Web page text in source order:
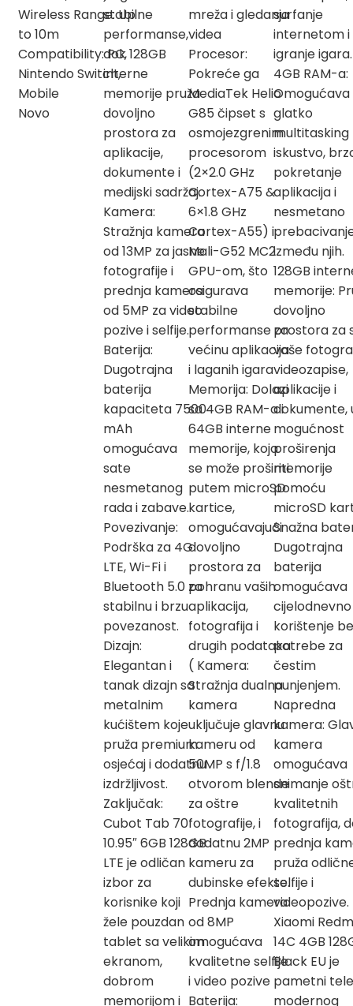
Wireless Range: Up
to 10m
Compatibility: PC,
Nintendo Switch,
Mobile
Novo
stabilne
performanse,
dok 128GB
interne
memorije pruža
dovoljno
prostora za
aplikacije,
dokumente i
medijski sadržaj.
Kamera:
Stražnja kamera
od 13MP za jasne
fotografije i
prednja kamera
od 5MP za video
pozive i selfije.
Baterija:
Dugotrajna
baterija
kapaciteta 7500
mAh
omogućava
sate
nesmetanog
rada i zabave.
Povezivanje:
Podrška za 4G
LTE, Wi-Fi i
Bluetooth 5.0 za
stabilnu i brzu
povezanost.
Dizajn:
Elegantan i
tanak dizajn sa
metalnim
kućištem koje
pruža premium
osjećaj i dodatnu
izdržljivost.
Zaključak:
Cubot Tab 70
10.95″ 6GB 128GB
LTE je odličan
izbor za
korisnike koji
žele pouzdan
tablet sa velikim
ekranom,
dobrom
memorijom i
mreža i gledanja
videa
Procesor:
Pokreće ga
MediaTek Helio
G85 čipset s
osmojezgrenim
procesorom
(2×2.0 GHz
Cortex-A75 &
6×1.8 GHz
Cortex-A55) i
Mali-G52 MC2
GPU-om, što
osigurava
stabilne
performanse za
većinu aplikacija
i laganih igara
Memorija: Dolazi
sa 4GB RAM-a i
64GB interne
memorije, koja
se može proširiti
putem microSD
kartice,
omogućavajući
dovoljno
prostora za
pohranu vaših
aplikacija,
fotografija i
drugih podataka
( Kamera:
Stražnja dualna
kamera
uključuje glavnu
kameru od
50MP s f/1.8
otvorom blende
za oštre
fotografije, i
dodatnu 2MP
kameru za
dubinske efekte.
Prednja kamera
od 8MP
omogućava
kvalitetne selfije
i video pozive
Baterija:
surfanje
internetom i
igranje igara.
4GB RAM-a:
Omogućava
glatko
multitasking
iskustvo,
pokretanje
aplikacija i
nesmetano
između njih.
128GB
memorije:
dovoljno
prostora za
vaše
videozapise,
aplikacije i
dokumente,
mogućnost
proširenja
memorije
pomoću
microSD
Snažna
Dugotrajna
baterija
omogućava
cijelodnevno
korištenje
potrebe za
čestim
punjenjem.
Napredna
kamera:
kamera
omogućava
snimanje
kvalitetnih
fotografija,
prednja
pruža
selfije i
videopozive.
Xiaomi
14C 4GB
Black EU je
pametni
modernog